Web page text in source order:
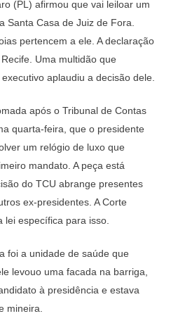
p
y
Li
n
k
(PL) afirmou que vai leiloar um
Santa Casa de Juiz de Fora.
pertencem a ele. A declaração
Uma multidão que
aplaudiu a decisão dele.
após o Tribunal de Contas
quarta-feira, que o presidente
um relógio de luxo que
mandato. A peça está
do TCU abrange presentes
ex-presidentes. A Corte
lei específica para isso.
foi a unidade de saúde que
levouo uma facada na barriga,
à presidência e estava
mineira.